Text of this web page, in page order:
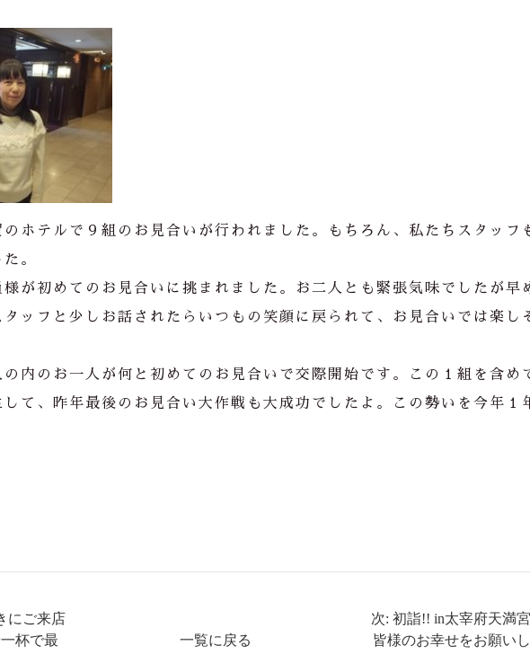
ホテルで９組のお見合いが行われました。もちろん、私たちスタッフ
。
が初めてのお見合いに挑まれました。お二人とも緊張気味でしたが早
ッフと少しお話されたらいつもの笑顔に戻られて、お見合いでは楽し
内のお一人が何と初めてのお見合いで交際開始です。この１組を含め
して、昨年最後のお見合い大作戦も大成功でしたよ。この勢いを今年１
にご来店
杯で最
一覧に戻る
次: 初詣!! in太宰府天満
皆様のお幸せをお願い